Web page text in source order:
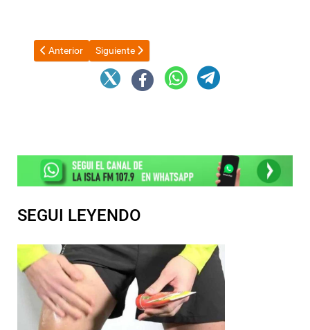
Artículo anterior: Manuel Adorni anunció que se extiende la
Anterior Artículo siguiente: El Gobierno rechazó la
Siguiente
SEGUI LEYENDO